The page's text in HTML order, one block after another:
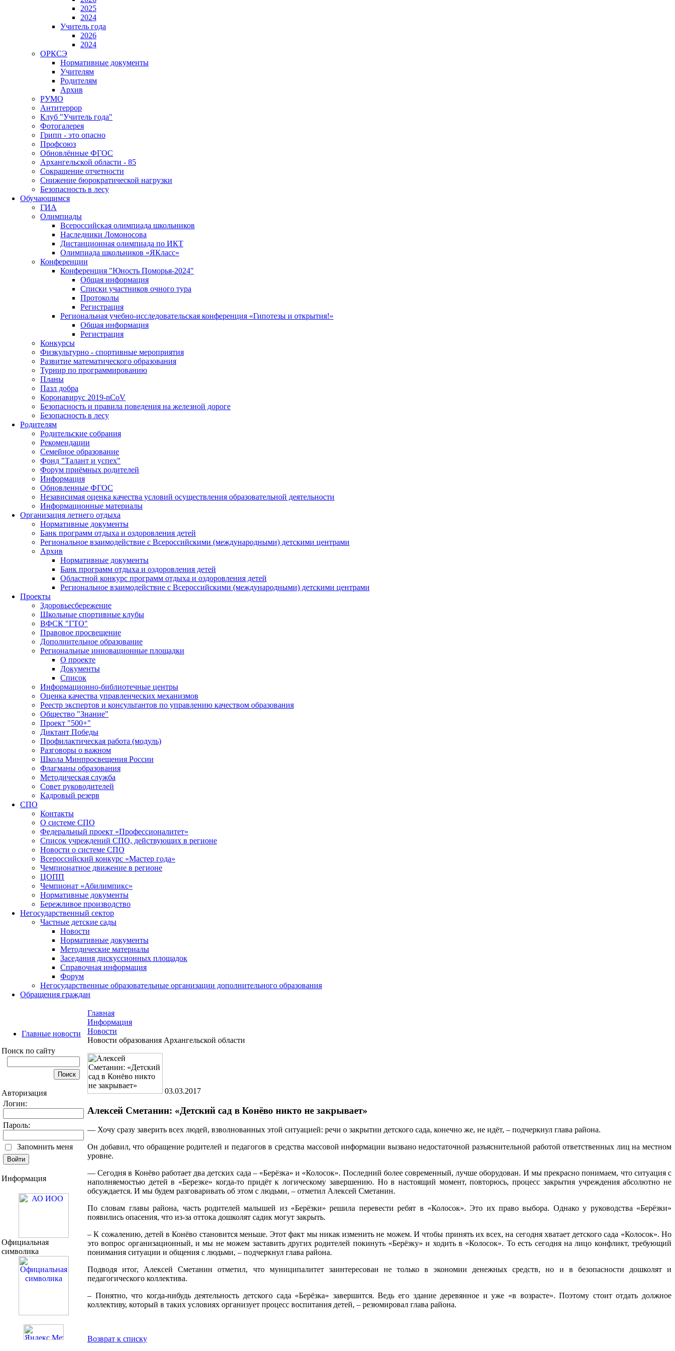
2025
2024
Учитель года
2026
2024
ОРКСЭ
Нормативные документы
Учителям
Родителям
Архив
РУМО
Антитеррор
Клуб "Учитель года"
Фотогалерея
Грипп - это опасно
Профсоюз
Обновлённые ФГОС
Архангельской области - 85
Сокращение отчетности
Снижение бюрократической нагрузки
Безопасность в лесу
Обучающимся
ГИА
Олимпиады
Всероссийская олимпиада школьников
Наследники Ломоносова
Дистанционная олимпиада по ИКТ
Олимпиада школьников «ЯКласс»
Конференции
Конференция "Юность Поморья-2024"
Общая информация
Списки участников очного тура
Протоколы
Регистрация
Региональная учебно-исследовательская конференция «Гипотезы и открытия!»
Общая информация
Регистрация
Конкурсы
Физкультурно - спортивные мероприятия
Развитие математического образования
Турнир по программированию
Планы
Пазл добра
Коронавирус 2019-nCoV
Безопасность и правила поведения на железной дороге
Безопасность в лесу
Родителям
Родительские собрания
Рекомендации
Семейное образование
Фонд "Талант и успех"
Форум приёмных родителей
Информация
Обновленные ФГОС
Независимая оценка качества условий осуществления образовательной деятельности
Информационные материалы
Организация летнего отдыха
Нормативные документы
Банк программ отдыха и оздоровления детей
Региональное взаимодействие с Всероссийскими (международными) детскими центрами
Архив
Нормативные документы
Банк программ отдыха и оздоровления детей
Областной конкурс программ отдыха и оздоровления детей
Региональное взаимодействие с Всероссийскими (международными) детскими центрами
Проекты
Здоровьесбережение
Школьные спортивные клубы
ВФСК "ГТО"
Правовое просвещение
Дополнительное образование
Региональные инновационные площадки
О проекте
Документы
Список
Информационно-библиотечные центры
Оценка качества управленческих механизмов
Реестр экспертов и консультантов по управлению качеством образования
Общество "Знание"
Проект "500+"
Диктант Победы
Профилактическая работа (модуль)
Разговоры о важном
Школа Минпросвещения России
Флагманы образования
Методическая служба
Совет руководителей
Кадровый резерв
СПО
Контакты
О системе СПО
Федеральный проект «Профессионалитет»
Список учреждений СПО, действующих в регионе
Новости о системе СПО
Всероссийский конкурс «Мастер года»
Чемпионатное движение в регионе
ЦОПП
Чемпионат «Абилимпикс»
Нормативные документы
Бережливое производство
Негосударственный сектор
Частные детские сады
Новости
Нормативные документы
Методические материалы
Заседания дискуссионных площадок
Справочная информация
Форум
Негосударственные образовательные организации дополнительного образования
Обращения граждан
Главные новости
Поиск по сайту
Авторизация
Логин:
Пароль:
Запомнить меня
Информация
Официальная
символика
Главная
Информация
Новости
Новости образования Архангельской области
03.03.2017
Алексей Сметанин: «Детский сад в Конёво никто не закрывает»
— Хочу сразу заверить всех людей, взволнованных этой ситуацией: речи о закрытии детского сада, конечно же, не идёт, – подчеркнул глава района.
Он добавил, что обращение родителей и педагогов в средства массовой информации вызвано недостаточной разъяснительной работой ответственных лиц на местном
уровне.
— Сегодня в Конёво работает два детских сада – «Берёзка» и «Колосок». Последний более современный, лучше оборудован. И мы прекрасно понимаем, что ситуация с
наполняемостью детей в «Березке» когда-то придёт к логическому завершению. Но в настоящий момент, повторюсь, процесс закрытия учреждения абсолютно не
обсуждается. И мы будем разговаривать об этом с людьми, – отметил Алексей Сметанин.
По словам главы района, часть родителей малышей из «Берёзки» решила перевести ребят в «Колосок». Это их право выбора. Однако у руководства «Берёзки»
появились опасения, что из-за оттока дошколят садик могут закрыть.
– К сожалению, детей в Конёво становится меньше. Этот факт мы никак изменить не можем. И чтобы принять их всех, на сегодня хватает детского сада «Колосок». Но
это вопрос организационный, и мы не можем заставить других родителей покинуть «Берёзку» и ходить в «Колосок». То есть сегодня на лицо конфликт, требующий
понимания ситуации и общения с людьми, – подчеркнул глава района.
Подводя итог, Алексей Сметанин отметил, что муниципалитет заинтересован не только в экономии денежных средств, но и в безопасности дошколят и
педагогического коллектива.
– Понятно, что когда-нибудь деятельность детского сада «Берёзка» завершится. Ведь его здание деревянное и уже «в возрасте». Поэтому стоит отдать должное
коллективу, который в таких условиях организует процесс воспитания детей, – резюмировал глава района.
Возврат к списку